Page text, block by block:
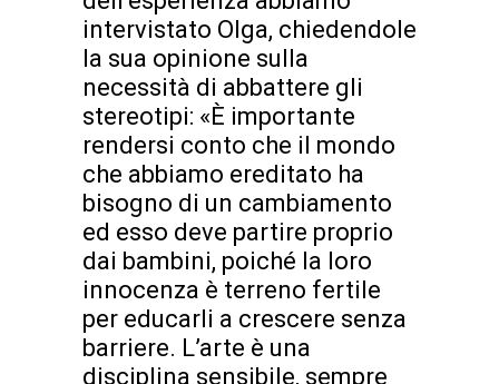
intervistato Olga, chiedendole
la sua opinione sulla
necessità di abbattere gli
stereotipi: «È importante
rendersi conto che il mondo
che abbiamo ereditato ha
bisogno di un cambiamento
ed esso deve partire proprio
dai bambini, poiché la loro
innocenza è terreno fertile
per educarli a crescere senza
barriere. L’arte è una
disciplina sensibile, sempre